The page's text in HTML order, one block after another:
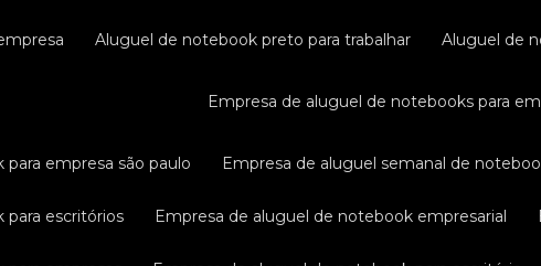
aluguel de notebook preto para trabalhar aluguel de
empresa de aluguel de notebooks para
para empresa são paulo empresa de aluguel semanal de
para escritórios empresa de aluguel de notebook empresarial